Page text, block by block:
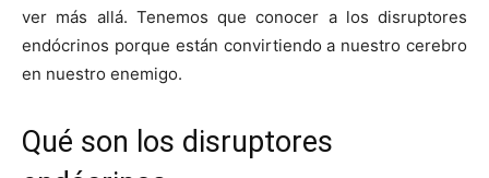
ver más allá. Tenemos que conocer a los disruptores
endócrinos porque están convirtiendo a nuestro cerebro
en nuestro enemigo.
Qué son los disruptores